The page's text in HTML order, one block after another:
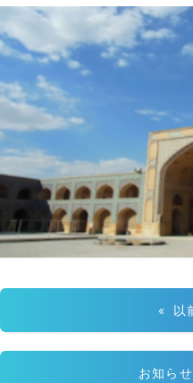
« 以
お知ら